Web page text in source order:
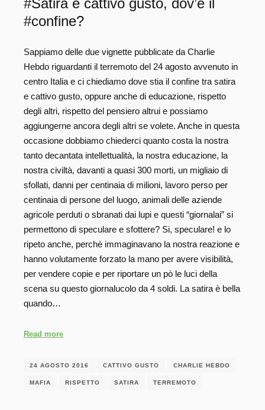
#Satira e cattivo gusto, dov’è il
#confine?
Sappiamo delle due vignette pubblicate da Charlie
Hebdo riguardanti il terremoto del 24 agosto avvenuto in
centro Italia e ci chiediamo dove stia il confine tra satira
e cattivo gusto, oppure anche di educazione, rispetto
degli altri, rispetto del pensiero altrui e possiamo
aggiungerne ancora degli altri se volete. Anche in questa
occasione dobbiamo chiederci quanto costa la nostra
tanto decantata intellettualità, la nostra educazione, la
nostra civiltà, davanti a quasi 300 morti, un migliaio di
sfollati, danni per centinaia di milioni, lavoro perso per
centinaia di persone del luogo, animali delle aziende
agricole perduti o sbranati dai lupi e questi “giornalai” si
permettono di speculare e sfottere? Si, speculare! e lo
ripeto anche, perchè immaginavano la nostra reazione e
hanno volutamente forzato la mano per avere visibilità,
per vendere copie e per riportare un pò le luci della
scena su questo giornalucolo da 4 soldi. La satira è bella
quando…
Read more
24 AGOSTO 2016 CATTIVO GUSTO CHARLIE HEBDO
MAFIA RISPETTO SATIRA TERREMOTO